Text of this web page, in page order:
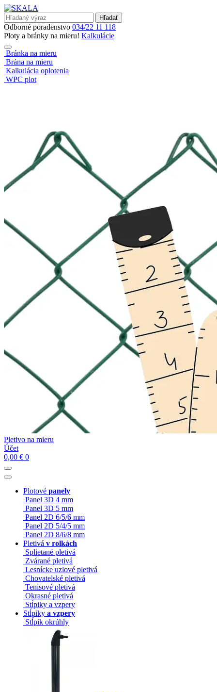
Hľadať
Odborné poradenstvo 034/22 11 118
Ploty a bránky na mieru! Kalkulácie
Bránka na mieru
Brána na mieru
Kalkulácia oplotenia
WPC plot
Pletivo na mieru
Účet
0,00 € 0
Plotové panely
Panel 3D 4 mm
Panel 3D 5 mm
Panel 2D 6/5/6 mm
Panel 2D 5/4/5 mm
Panel 2D 8/6/8 mm
Pletivá v rolkách
Splietané pletivá
Zvárané pletivá
Lesnícke uzlové pletivá
Chovatelské pletivá
Tenisové pletivá
Okrasné pletivá
Stĺpiky a vzpery
Stĺpiky a vzpery
Stĺpik okrúhly